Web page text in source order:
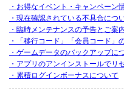
・お得なイベント・キャンペーン
・現在確認されている不具合につ
・臨時メンテナンスの予告とご案
・「移行コード」「会員コード」
・ゲームデータのバックアップに
・アプリのアンインストールでリ
・累積ログインボーナスについて